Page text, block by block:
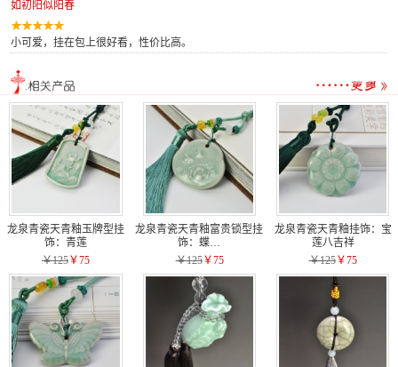
如初阳似阳春
小可爱，挂在包上很好看，性价比高。
龙泉青瓷天青釉玉牌型挂
饰：青莲
￥125￥75
龙泉青瓷天青釉富贵锁型挂
饰：蝶…
￥125￥75
龙泉青瓷天青釉挂饰：宝
莲八吉祥
￥125￥75